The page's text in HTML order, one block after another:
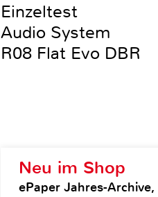
Neu im Shop
ePaper Jahres-Archive,
Einzeltest
Audio System
R08 Flat Evo DBR